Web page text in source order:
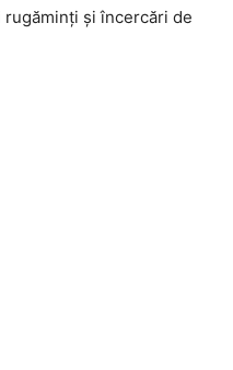
şi încercări de